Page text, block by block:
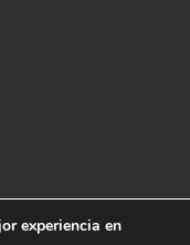
experiencia en